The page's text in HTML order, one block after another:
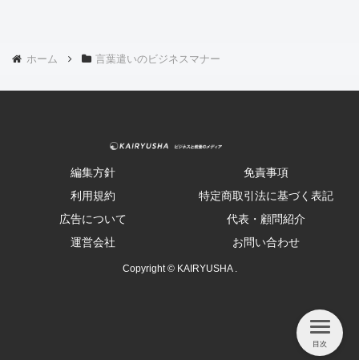
ホーム 言葉遣いのビジネスマナー
編集方針
免責事項
利用規約
特定商取引法に基づく表記
広告について
代表・顧問紹介
運営会社
お問い合わせ
Copyright © KAIRYUSHA .
目次